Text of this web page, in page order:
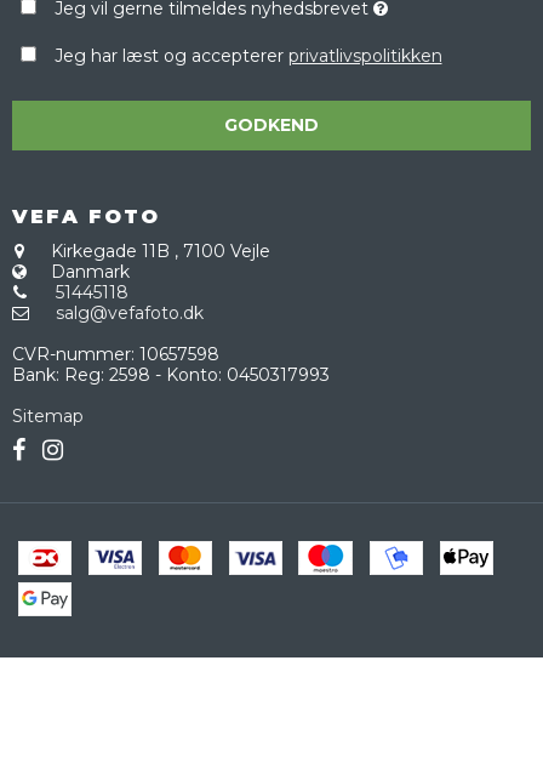
Jeg vil gerne tilmeldes nyhedsbrevet
Jeg har læst og accepterer privatlivspolitikken
GODKEND
VEFA FOTO
Kirkegade 11B , 7100 Vejle
Danmark
51445118
salg@vefafoto.dk
CVR-nummer: 10657598
Bank: Reg: 2598 - Konto: 0450317993
Sitemap